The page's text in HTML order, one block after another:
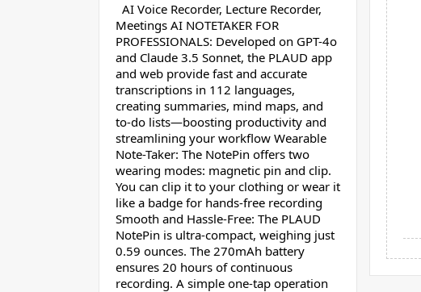
AI Voice Recorder, Lecture Recorder,
Meetings AI NOTETAKER FOR
PROFESSIONALS: Developed on GPT-4o
and Claude 3.5 Sonnet, the PLAUD app
and web provide fast and accurate
transcriptions in 112 languages,
creating summaries, mind maps, and
to-do lists—boosting productivity and
streamlining your workflow Wearable
Note-Taker: The NotePin offers two
wearing modes: magnetic pin and clip.
You can clip it to your clothing or wear it
like a badge for hands-free recording
Smooth and Hassle-Free: The PLAUD
NotePin is ultra-compact, weighing just
0.59 ounces. The 270mAh battery
ensures 20 hours of continuous
recording. A simple one-tap operation